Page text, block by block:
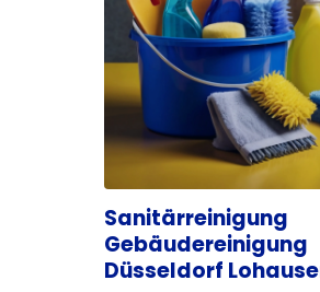
Sanitärreinigung
Gebäudereinigung
Düsseldorf